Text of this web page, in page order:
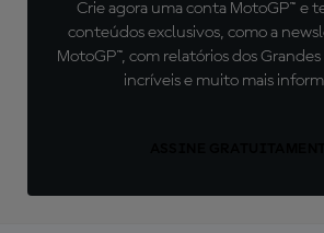
Crie agora uma conta MotoGP™ e
conteúdos exclusivos, como a
MotoGP™, com relatórios dos
incríveis e muito mais